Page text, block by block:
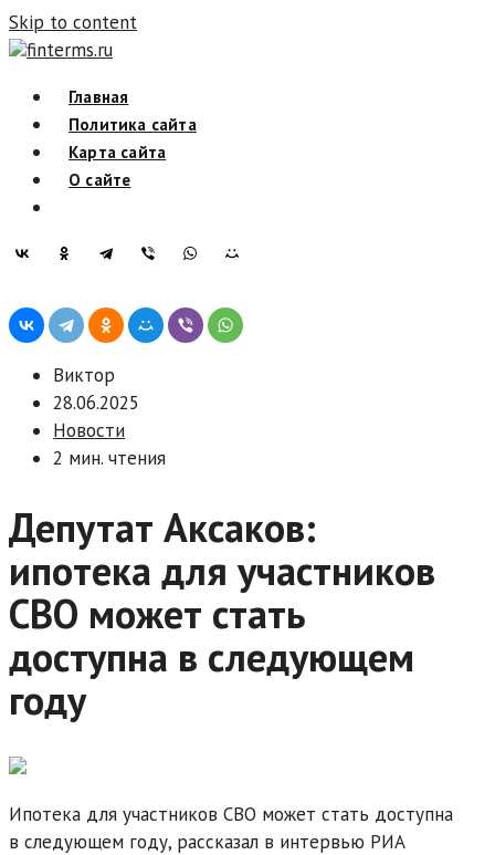
Skip to content
finterms.ru
Главная
Политика сайта
Карта сайта
О сайте
Виктор
28.06.2025
Новости
2 мин. чтения
Депутат Аксаков:
ипотека для участников
СВО может стать
доступна в следующем
году
Ипотека для участников СВО может стать доступна
в следующем году, рассказал в интервью РИА